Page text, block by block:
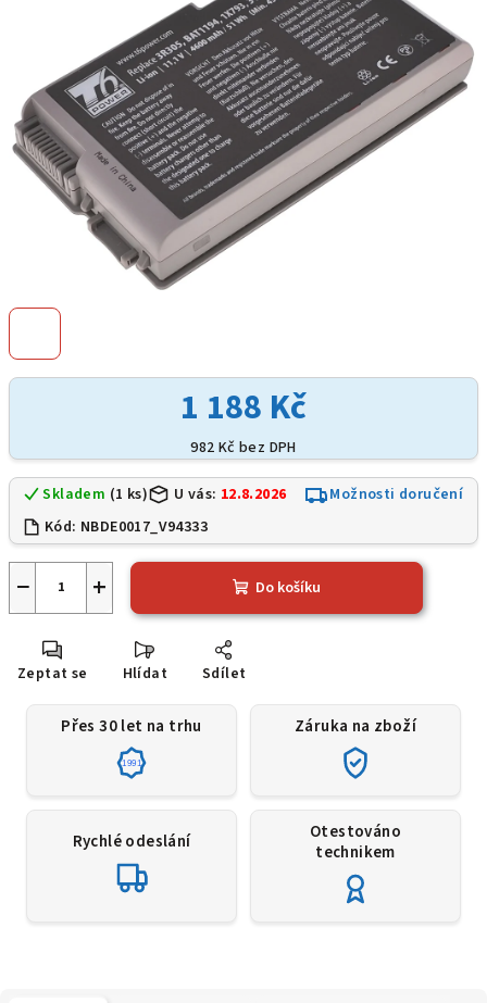
1 188 Kč
982 Kč bez DPH
Skladem (1 ks) U vás: 12.8.2026
Možnosti doručení
Kód: NBDE0017_V94333
+
− Do košíku
Zeptat se Hlídat Sdílet
5
hvězdiček.
Přes 30 let na trhu
1991
Záruka na zboží
Rychlé odeslání
Otestováno
technikem